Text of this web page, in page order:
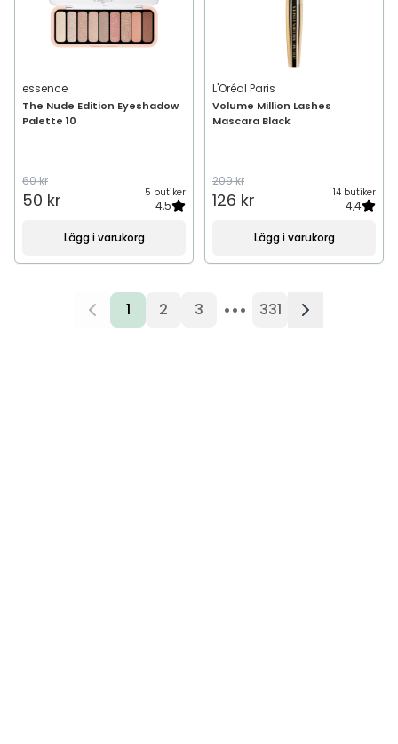
essence
The Nude Edition Eyeshadow
Palette 10
60 kr
50 kr 5 butiker
4,5
Lägg i varukorg
L'Oréal Paris
Volume Million Lashes
Mascara Black
209 kr
126 kr 14 butiker
4,4
Lägg i varukorg
1 2 3 ••• 331